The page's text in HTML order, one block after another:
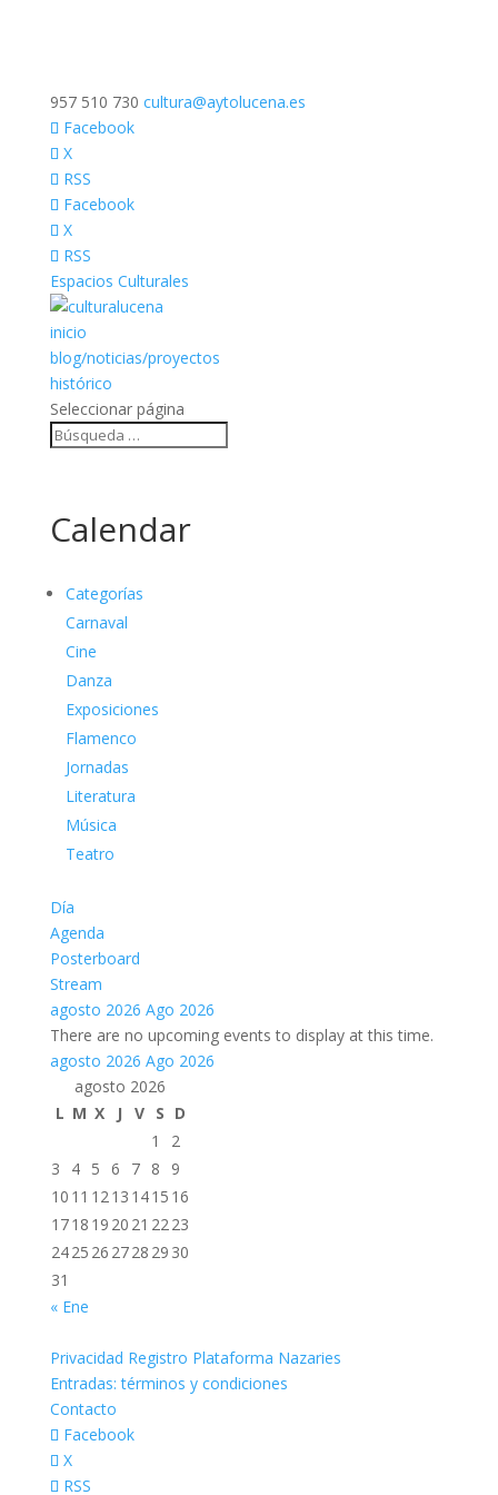
957 510 730 cultura@aytolucena.es
Facebook
X
RSS
Facebook
X
RSS
Espacios Culturales
inicio
blog/noticias/proyectos
histórico
Seleccionar página
Calendar
Categorías
Carnaval
Cine
Danza
Exposiciones
Flamenco
Jornadas
Literatura
Música
Teatro
Día
Agenda
Posterboard
Stream
agosto 2026 Ago 2026
There are no upcoming events to display at this time.
agosto 2026 Ago 2026
agosto 2026
L M X J V S D
1
2
3
4 5 6 7 8
9
10 11 1213 1415 16
1718 19 20 21 2223
2425 26 2728 29 30
31
« Ene
Privacidad Registro Plataforma Nazaries
Entradas: términos y condiciones
Contacto
Facebook
X
RSS